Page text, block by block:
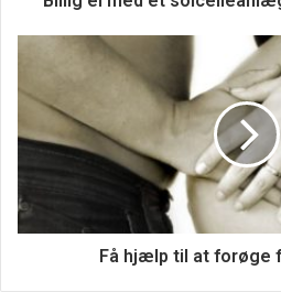
læse mere om hvad der er
internettet for at blive klogere.
Få hjælp til at forøge